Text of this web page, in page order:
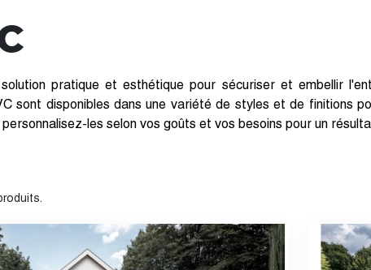
pratique et esthétique pour sécuriser et embellir
sont disponibles dans une variété de styles et de finitions
les selon vos goûts et vos besoins pour un